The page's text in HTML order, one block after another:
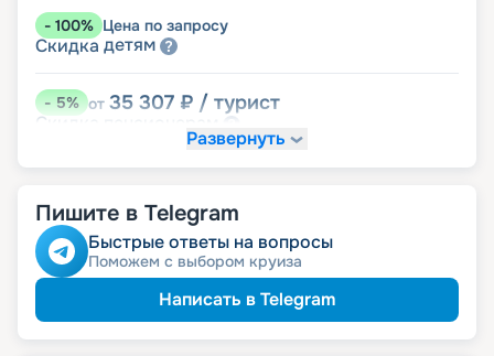
- 100% Цена по запросу
Скидка детям
-5% от 35 307 ₽ / турист
Скидка
Развернуть
Пишите в Telegram
Быстрые ответы на вопросы
Поможем с выбором круиза
Написать в Telegram